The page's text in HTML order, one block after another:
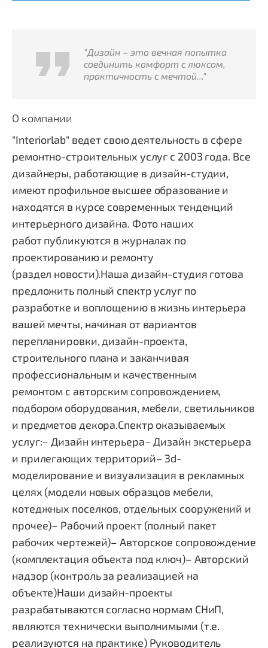
"Дизайн – это вечная попытка
соединить комфорт с люксом,
практичность с мечтой..."
О компании
"Interiorlab" ведет свою деятельность в сфере
ремонтно-строительных услуг с 2003 года. Все
дизайнеры, работающие в дизайн-студии,
имеют профильное высшее образование и
находятся в курсе современных тенденций
интерьерного дизайна. Фото наших
работ публикуются в журналах по
проектированию и ремонту
(раздел новости).Наша дизайн-студия готова
предложить полный спектр услуг по
разработке и воплощению в жизнь интерьера
вашей мечты, начиная от вариантов
перепланировки, дизайн-проекта,
строительного плана и заканчивая
профессиональным и качественным
ремонтом с авторским сопровождением,
подбором оборудования, мебели, светильников
и предметов декора.Спектр оказываемых
услуг:– Дизайн интерьера– Дизайн экстерьера
и прилегающих территорий– 3d-
моделирование и визуализация в рекламных
целях (модели новых образцов мебели,
котеджных поселков, отдельных сооружений и
прочее)– Рабочий проект (полный пакет
рабочих чертежей)– Авторское сопровождение
(комплектация объекта под ключ)– Авторский
надзор (контроль за реализацией на
объекте)Наши дизайн-проекты
разрабатываются согласно нормам СНиП,
являются технически выполнимыми (т.е.
реализуются на практике) Руководитель